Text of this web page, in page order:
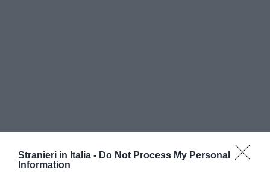
Stranieri in Italia - Do Not Process My Personal
Information